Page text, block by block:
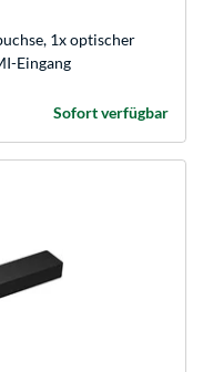
1x optischer
Eingang
Sofort verfügbar